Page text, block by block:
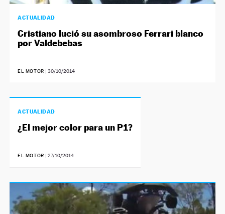
ACTUALIDAD
Cristiano lució su asombroso Ferrari blanco
por Valdebebas
EL MOTOR | 30/10/2014
ACTUALIDAD
¿El mejor color para un P1?
EL MOTOR | 27/10/2014